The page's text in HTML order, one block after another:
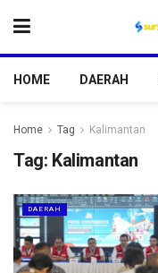
HOME DAERAH
Home Tag Kalimantan
Tag: Kalimantan
DAERAH